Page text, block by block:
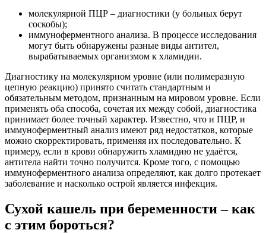
молекулярной ПЦР – диагностики (у больных берут
соскобы);
иммуноферментного анализа. В процессе исследования
могут быть обнаружены разные виды антител,
вырабатываемых организмом к хламидии.
Диагностику на молекулярном уровне (или полимеразную
цепную реакцию) принято считать стандартным и
обязательным методом, признанным на мировом уровне. Если
применять оба способа, сочетая их между собой, диагностика
принимает более точный характер. Известно, что и ПЦР, и
иммуноферментный анализ имеют ряд недостатков, которые
можно скорректировать, применяя их последовательно. К
примеру, если в крови обнаружить хламидию не удаётся,
антитела найти точно получится. Кроме того, с помощью
иммуноферментного анализа определяют, как долго протекает
заболевание и насколько острой является инфекция.
Сухой кашель при беременности – как
с этим бороться?